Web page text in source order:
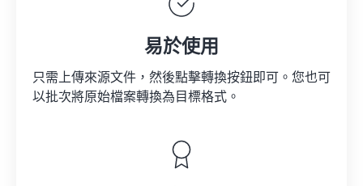
易於使用
只需上傳來源文件，然後點擊轉換按鈕即可。您也可
以批次將原始檔案轉換為目標格式。